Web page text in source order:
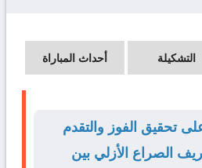
التشكيلة أحداث المباراة
تحقيق الفوز والتقدم
الصراع الأزلي بين